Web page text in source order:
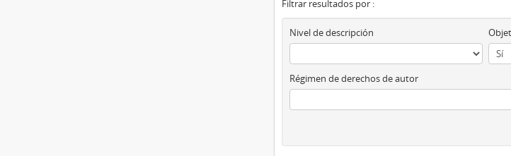
Filtrar resultados por :
Nivel de descripción
Régimen de derechos de autor